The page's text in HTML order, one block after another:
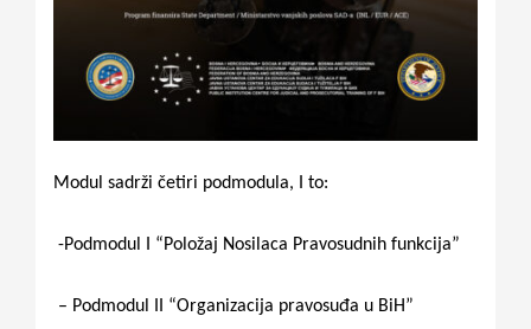
Modul sadrži četiri podmodula, I to:
-Podmodul I “Položaj Nosilaca Pravosudnih funkcija”
– Podmodul II “Organizacija pravosuđa u BiH”